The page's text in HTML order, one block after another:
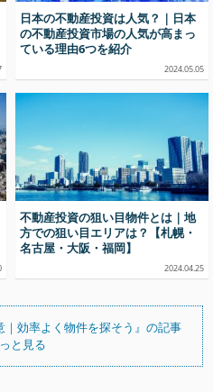
日本の不動産投資は人気？｜日本
の不動産投資市場の人気が高まっ
ている理由6つを紹介
2024.05.05
不動産投資の狙い目物件とは｜地
方での狙い目エリアは？【札幌・
名古屋・大阪・福岡】
2024.04.25
効率よく物件を探そう』の記事
と見る